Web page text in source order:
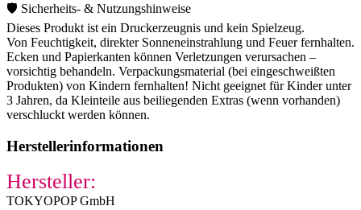
🛡️ Sicherheits- & Nutzungshinweise
Dieses Produkt ist ein Druckerzeugnis und kein Spielzeug.
Von Feuchtigkeit, direkter Sonneneinstrahlung und Feuer fernhalten.
Ecken und Papierkanten können Verletzungen verursachen –
vorsichtig behandeln. Verpackungsmaterial (bei eingeschweißten
Produkten) von Kindern fernhalten! Nicht geeignet für Kinder unter
3 Jahren, da Kleinteile aus beiliegenden Extras (wenn vorhanden)
verschluckt werden können.
Herstellerinformationen
Hersteller:
TOKYOPOP GmbH